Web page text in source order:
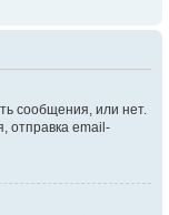
сообщения, или нет.
отправка email-